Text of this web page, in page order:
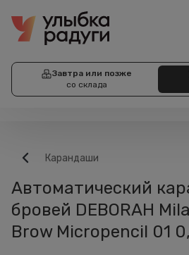
Завтра или позже
со склада
Карандаши
Автоматический
бровей DEBORAH
Brow Micropencil 01